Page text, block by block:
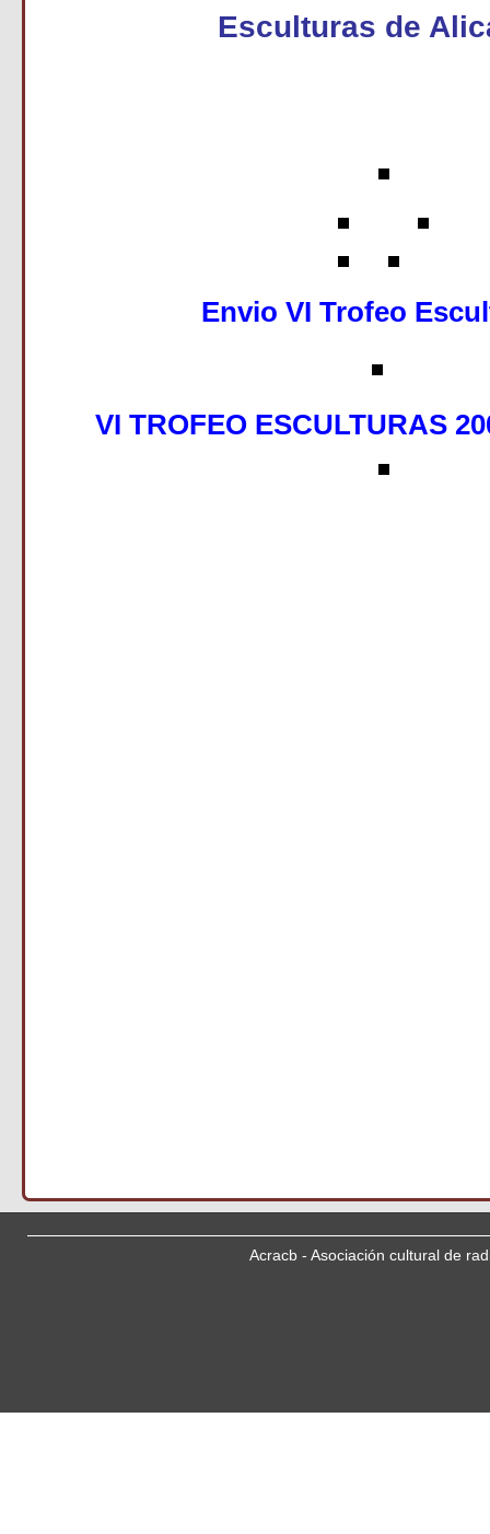
Esculturas de
Envio VI Trofeo
VI TROFEO ESCULTURAS
Acracb - Asociación cultural de